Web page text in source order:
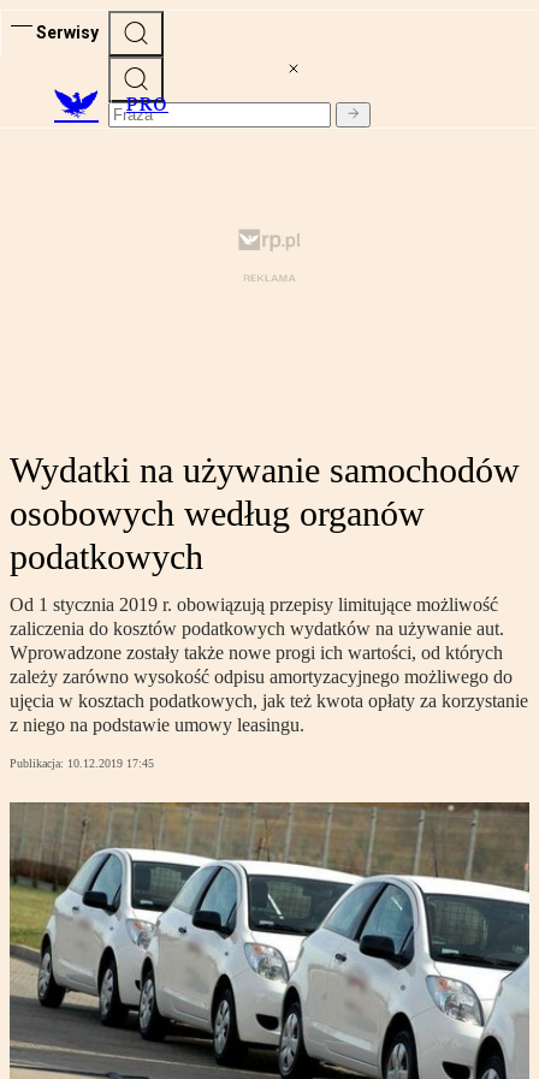
Serwisy
PRO
Wydatki na używanie samochodów
osobowych według organów
podatkowych
Od 1 stycznia 2019 r. obowiązują przepisy limitujące możliwość
zaliczenia do kosztów podatkowych wydatków na używanie aut.
Wprowadzone zostały także nowe progi ich wartości, od których
zależy zarówno wysokość odpisu amortyzacyjnego możliwego do
ujęcia w kosztach podatkowych, jak też kwota opłaty za korzystanie
z niego na podstawie umowy leasingu.
Publikacja: 10.12.2019 17:45